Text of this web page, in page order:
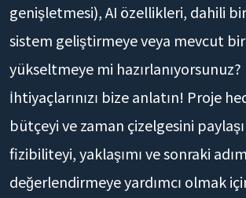
genişletmesi), AI özellikleri, dahili
sistem geliştirmeye veya mevcut
yükseltmeye mi hazırlanıyorsunuz?
İhtiyaçlarınızı bize anlatın! Proje
bütçeyi ve zaman çizelgesini
fizibiliteyi, yaklaşımı ve sonraki
değerlendirmeye yardımcı olmak